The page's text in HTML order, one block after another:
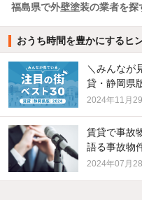
福島県で外壁塗装の業者を探
おうち時間を豊かにするヒ
＼みんなが
貸・静岡県
2024年11月
賃貸で事故
語る事故物
2024年07月